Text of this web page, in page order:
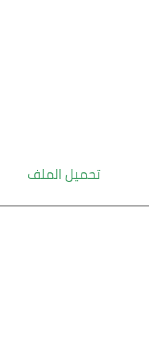
تحميل الملف